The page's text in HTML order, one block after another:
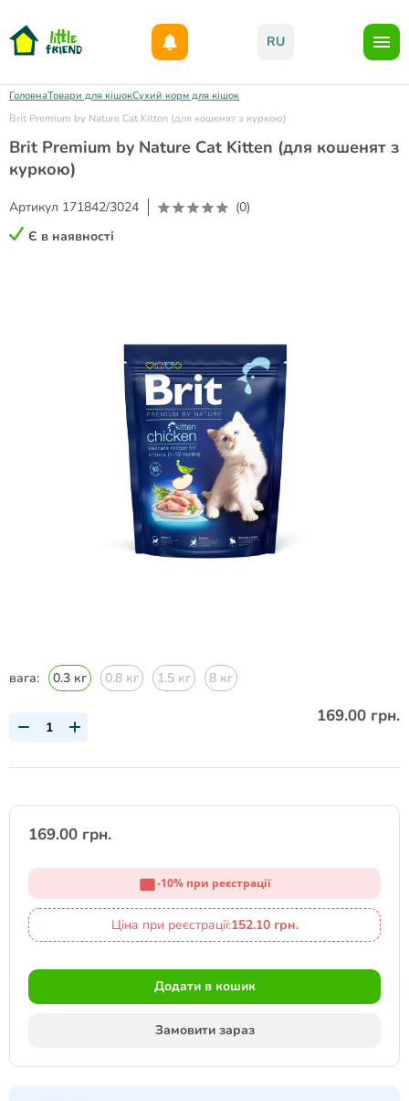
RU
ГоловнаТовари для кішокСухий корм для кішок
Brit Premium by Nature Cat Kitten (для кошенят з куркою)
Brit Premium by Nature Cat Kitten (для кошенят з
куркою)
Артикул 171842/3024
(0)
Є в наявності
вага: 0.3 кг 0.8 кг 1.5 кг 8 кг
169.00 грн.
169.00 грн.
-10% при реєстрації
Ціна при реєстрації:152.10 грн.
Додати в кошик
Замовити зараз